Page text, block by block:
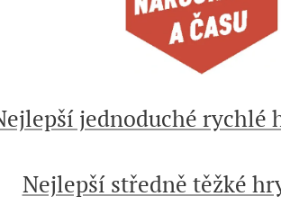
jednoduché rychlé
Nejlepší středně těžké